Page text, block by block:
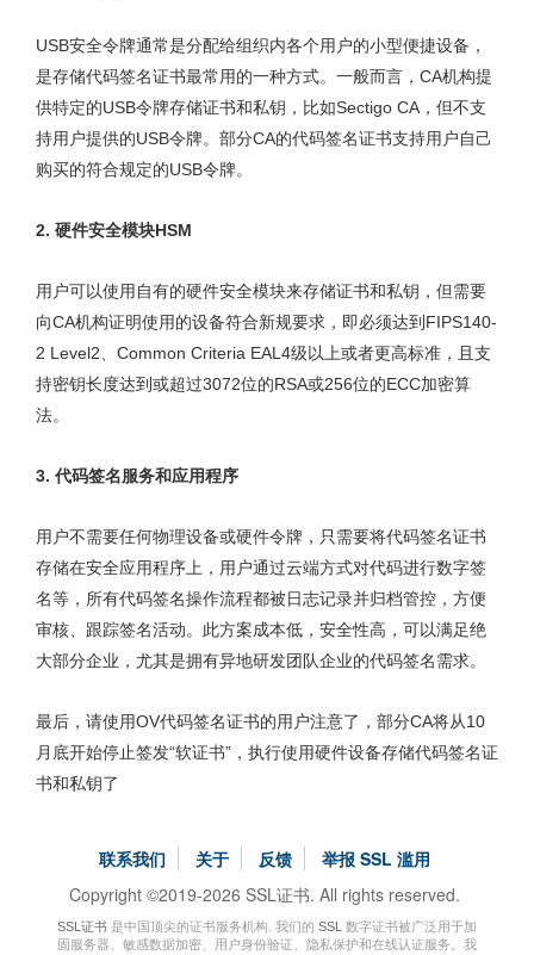
USB安全令牌通常是分配给组织内各个用户的小型便捷设备，
是存储代码签名证书最常用的一种方式。一般而言，CA机构提
供特定的USB令牌存储证书和私钥，比如Sectigo CA，但不支
持用户提供的USB令牌。部分CA的代码签名证书支持用户自己
购买的符合规定的USB令牌。
2. 硬件安全模块HSM
用户可以使用自有的硬件安全模块来存储证书和私钥，但需要
向CA机构证明使用的设备符合新规要求，即必须达到FIPS140-
2 Level2、Common Criteria EAL4级以上或者更高标准，且支
持密钥长度达到或超过3072位的RSA或256位的ECC加密算
法。
3. 代码签名服务和应用程序
用户不需要任何物理设备或硬件令牌，只需要将代码签名证书
存储在安全应用程序上，用户通过云端方式对代码进行数字签
名等，所有代码签名操作流程都被日志记录并归档管控，方便
审核、跟踪签名活动。此方案成本低，安全性高，可以满足绝
大部分企业，尤其是拥有异地研发团队企业的代码签名需求。
最后，请使用OV代码签名证书的用户注意了，部分CA将从10
月底开始停止签发“软证书”，执行使用硬件设备存储代码签名证
书和私钥了
联系我们 关于 反馈
举报 SSL 滥用
Copyright ©2019-2026 SSL证书. All rights reserved.
SSL证书 是中国顶尖的证书服务机构. 我们的 SSL 数字证书被广泛用于加
固服务器、敏感数据加密、用户身份验证、隐私保护和在线认证服务。我